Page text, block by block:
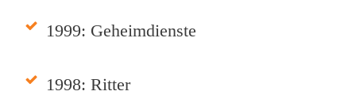
1999: Geheimdienste
1998: Ritter